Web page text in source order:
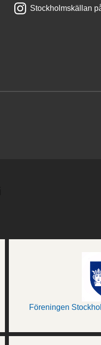
Stockholmskällan
Föreningen